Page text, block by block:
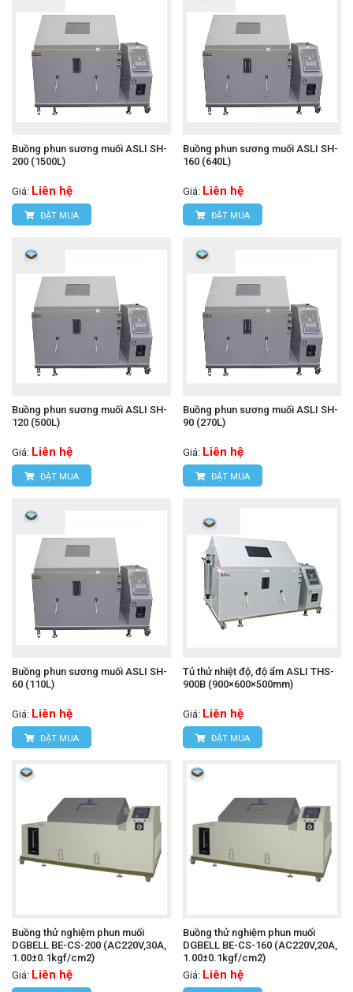
Buồng phun sương muối ASLI SH-
200 (1500L)
Giá: Liên hệ
ĐẶT MUA
Buồng phun sương muối ASLI SH-
160 (640L)
Giá: Liên hệ
ĐẶT MUA
Buồng phun sương muối ASLI SH-
120 (500L)
Giá: Liên hệ
ĐẶT MUA
Buồng phun sương muối ASLI SH-
90 (270L)
Giá: Liên hệ
ĐẶT MUA
Buồng phun sương muối ASLI SH-
60 (110L)
Giá: Liên hệ
ĐẶT MUA
Tủ thử nhiệt độ, độ ẩm ASLI THS-
900B (900×600×500mm)
Giá: Liên hệ
ĐẶT MUA
Buồng thử nghiệm phun muối
DGBELL BE-CS-200 (AC220V,30A,
1.00±0.1kgf/cm2)
Giá: Liên hệ
Buồng thử nghiệm phun muối
DGBELL BE-CS-160 (AC220V,20A,
1.00±0.1kgf/cm2)
Giá: Liên hệ